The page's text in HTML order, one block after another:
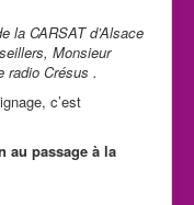
la CARSAT d’Alsace
Monsieur
radio Crésus .
c’est
au passage à la